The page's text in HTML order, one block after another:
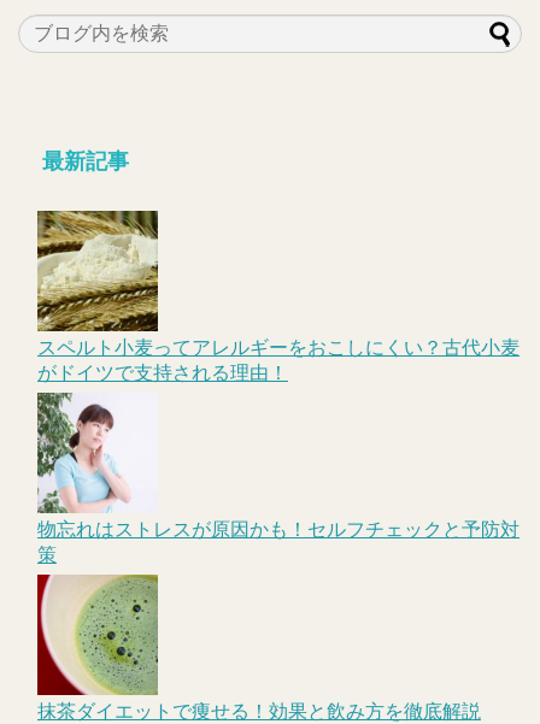
最新記事
スペルト小麦ってアレルギーをおこしにくい？古代小麦
がドイツで支持される理由！
物忘れはストレスが原因かも！セルフチェックと予防対
策
抹茶ダイエットで痩せる！効果と飲み方を徹底解説